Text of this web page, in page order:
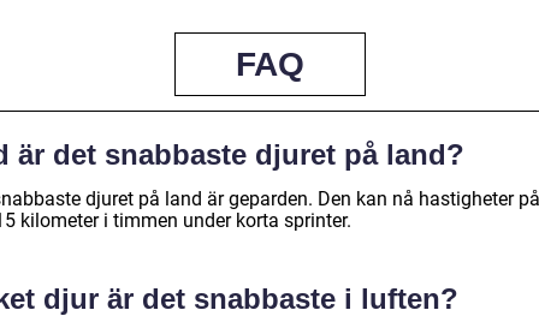
FAQ
är det snabbaste djuret på land?
djuret på land är geparden. Den kan nå hastigheter
kilometer i timmen under korta sprinter.
djur är det snabbaste i luften?